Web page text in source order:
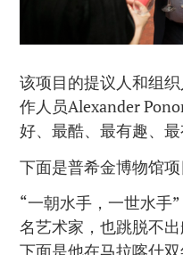
该项目的提议人和组
作人员Alexander
好、最酷、最有趣、最
下面是普希金博物馆
“一朝水手，一世水手
名艺术家，也跳脱不